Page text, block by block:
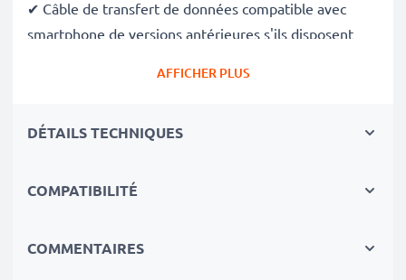
✔ Câble de transfert de données compatible avec
smartphone de versions antérieures s'ils disposent
Matériau du Câble
Connecteur 1: Mini USB
AFFICHER PLUS
DÉTAILS TECHNIQUES
COMPATIBILITÉ
COMMENTAIRES